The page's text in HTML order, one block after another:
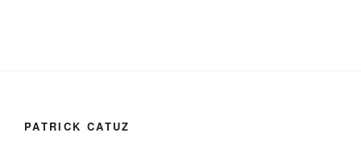
PATRICK CATUZ